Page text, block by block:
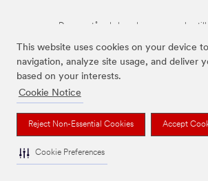
This website uses cookies on your device
navigation, analyze site usage, and deliver
based on your interests.
Cookie Notice
Reject Non-Essential Cookies Accept
Cookie Preferences
De ovenstående brands er varemærker